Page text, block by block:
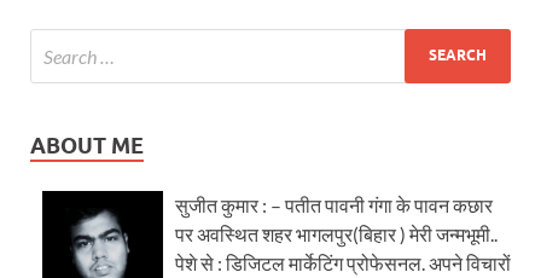
ABOUT ME
सुजीत कुमार : – पतीत पावनी गंगा के पावन कछार
पर अवस्थित शहर भागलपुर(बिहार ) मेरी जन्मभूमी..
पेशे से : डिजिटल मार्केटिंग प्रोफेसनल. अपने विचारों